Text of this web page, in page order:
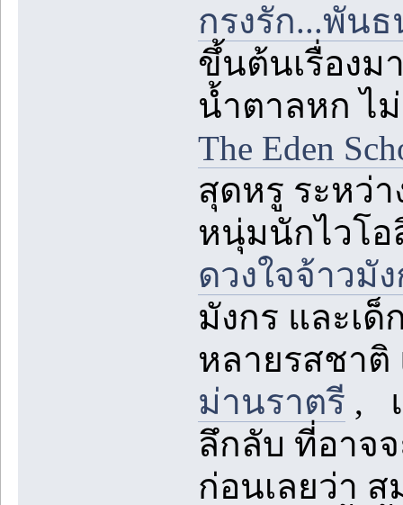
กรงรัก...พันธ
ขึ้นต้นเรื่องม
น้ำตาลหก ไ
The Eden
สุดหรู ระหว่า
หนุ่มนักไวโ
ดวงใจจ้าวมั
มังกร และเ
หลายรสชา
ม่านราตรี ,
ลึกลับ ที่อาจ
ก่อนเลยว่า